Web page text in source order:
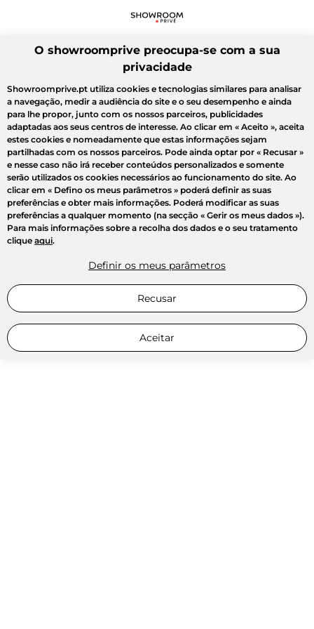
O showroomprive preocupa-se com a sua
privacidade
Showroomprive.pt utiliza cookies e tecnologias similares para analisar
a navegação, medir a audiência do site e o seu desempenho e ainda
para lhe propor, junto com os nossos parceiros, publicidades
adaptadas aos seus centros de interesse. Ao clicar em « Aceito », aceita
estes cookies e nomeadamente que estas informações sejam
partilhadas com os nossos parceiros. Pode ainda optar por « Recusar »
e nesse caso não irá receber conteúdos personalizados e somente
serão utilizados os cookies necessários ao funcionamento do site. Ao
clicar em « Defino os meus parâmetros » poderá definir as suas
preferências e obter mais informações. Poderá modificar as suas
preferências a qualquer momento (na secção « Gerir os meus dados »).
Para mais informações sobre a recolha dos dados e o seu tratamento
clique aqui.
Definir os meus parâmetros
Recusar
Aceitar